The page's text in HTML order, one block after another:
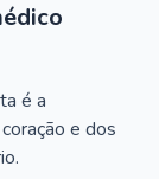
é a
e dos